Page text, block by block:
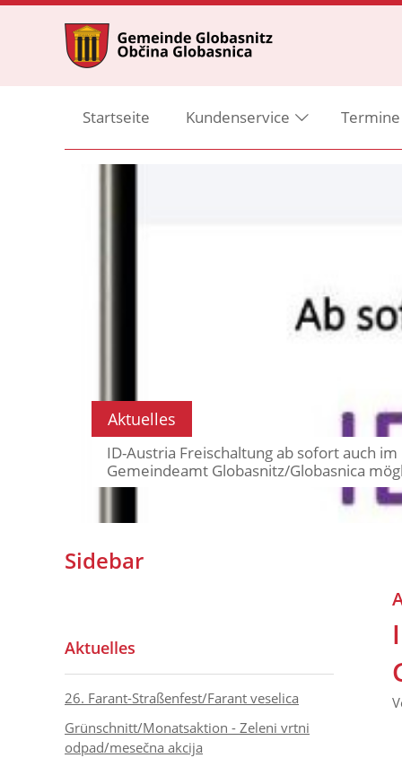
Startseite Kundenservice
Aktuelles
ID-Austria Freischaltung ab sofort auch im
Gemeindeamt Globasnitz/Globasnica
Sidebar
Aktuelles
26. Farant-Straßenfest/Farant veselica
Grünschnitt/Monatsaktion - Zeleni vrtni
odpad/mesečna akcija